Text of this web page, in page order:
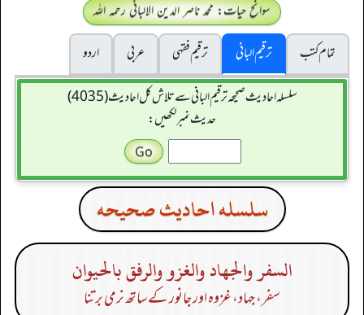
سوانح حیات: محمد ناصر الدین الالبانی رحمہ اللہ
تمام کتب
ترقیم البانی ترقيم فقہی عربی
اردو
سلسله احاديث صحيحه ترقیم البانی سے تلاش کل احادیث (4035)
حدیث نمبر لکھیں:
سلسله احاديث صحيحه
السفر والجهاد والغزو والرفق بالحيوان
سفر، جہاد، غزوہ اور جانور کے ساتھ نرمی برتنا